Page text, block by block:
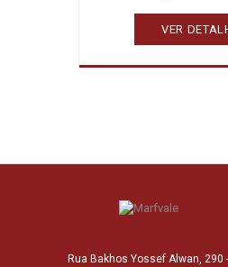
VER
Rua Bakhos Yossef Alwan, 290